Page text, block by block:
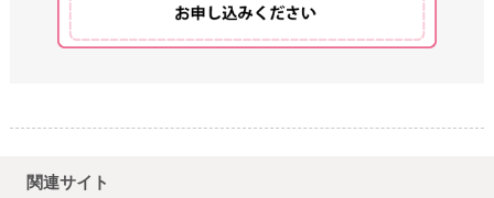
関連サイト